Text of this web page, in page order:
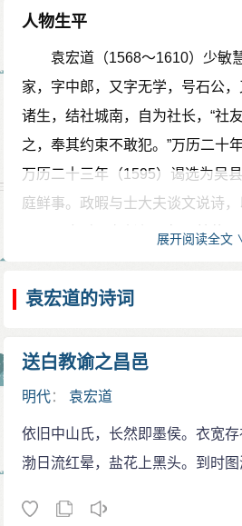
人物生平
袁宏道（1568～1610）少敏
家，字中郎，又字无学，号石公
诸生，结社城南，自为社长，“社
之，奉其约束不敢犯。”万历二十
万历二十三年（1595）谒选为吴
庭鲜事。政暇与士大夫谈文说诗
吴县县令时，在任仅二年，就使“
相申时行赞叹说：“二百年来，无
丘记》《初至西湖记》等。他生性
床，何若死于一片冷石也。” 万
袁宏道收到在京城任职的哥哥袁宗
他只好收敛起游山玩水的兴致，来
展开阅读全文
袁宏道的诗词
送白教谕之昌邑
明代：袁宏道
依旧中山氏，长然即墨侯。衣宽存
渤日流红晕，盐花上黑头。到时图